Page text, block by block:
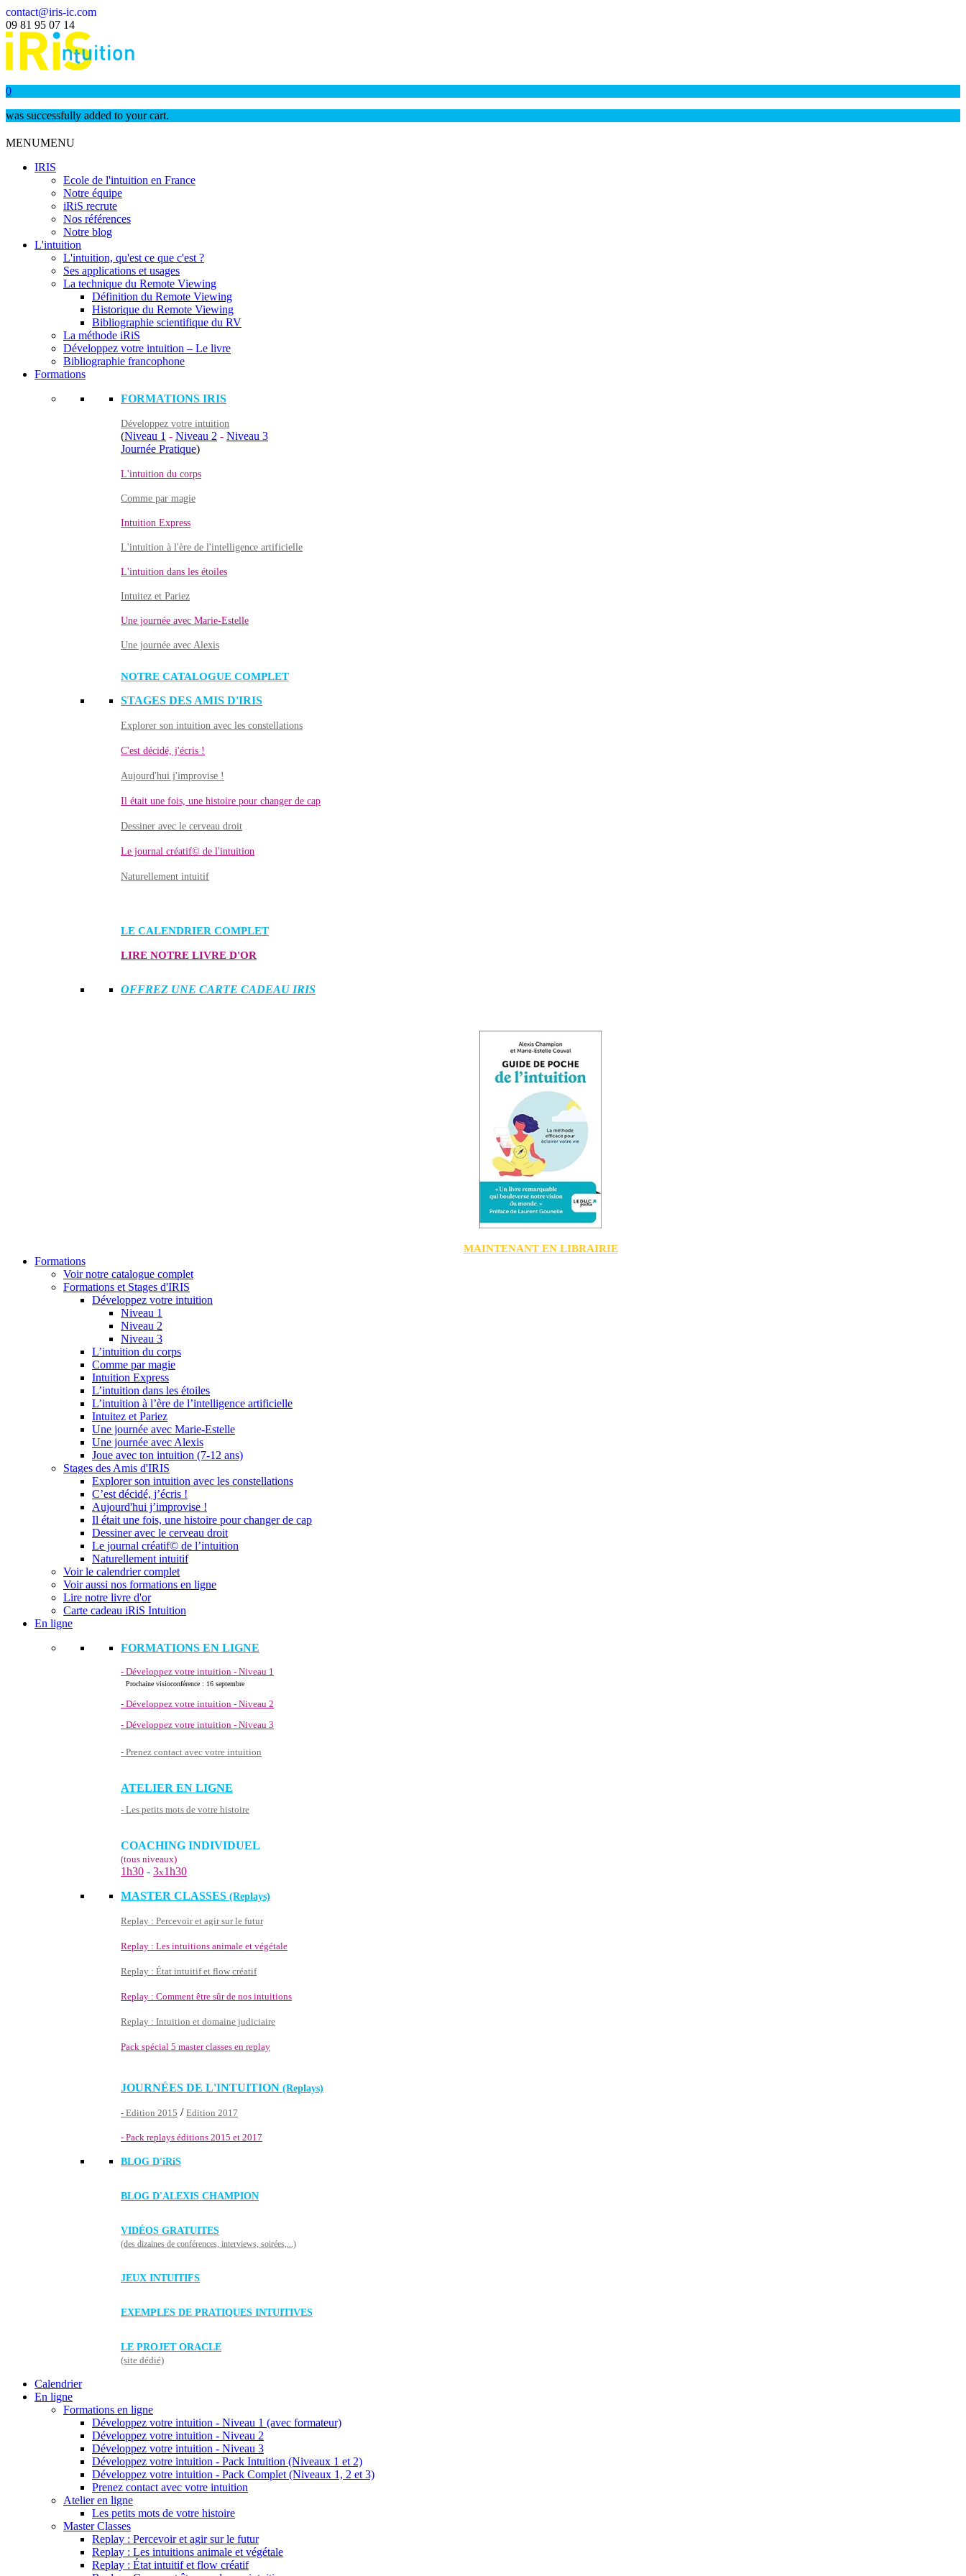
contact@iris-ic.com
09 81 95 07 14
0
was successfully added to your cart.
MENUMENU
IRIS
Ecole de l'intuition en France
Notre équipe
iRiS recrute
Nos références
Notre blog
L'intuition
L'intuition, qu'est ce que c'est ?
Ses applications et usages
La technique du Remote Viewing
Définition du Remote Viewing
Historique du Remote Viewing
Bibliographie scientifique du RV
La méthode iRiS
Développez votre intuition – Le livre
Bibliographie francophone
Formations
FORMATIONS IRIS
Développez votre intuition
(Niveau 1 - Niveau 2 - Niveau 3
Journée Pratique)
L'intuition du corps
Comme par magie
Intuition Express
L'intuition à l'ère de l'intelligence artificielle
L'intuition dans les étoiles
Intuitez et Pariez
Une journée avec Marie-Estelle
Une journée avec Alexis
NOTRE CATALOGUE COMPLET
STAGES DES AMIS D'IRIS
Explorer son intuition avec les constellations
C'est décidé, j'écris !
Aujourd'hui j'improvise !
Il était une fois, une histoire pour changer de cap
Dessiner avec le cerveau droit
Le journal créatif© de l'intuition
Naturellement intuitif
LE CALENDRIER COMPLET
LIRE NOTRE LIVRE D'OR
OFFREZ UNE CARTE CADEAU IRIS
MAINTENANT EN LIBRAIRIE
Formations
Voir notre catalogue complet
Formations et Stages d'IRIS
Développez votre intuition
Niveau 1
Niveau 2
Niveau 3
L’intuition du corps
Comme par magie
Intuition Express
L’intuition dans les étoiles
L’intuition à l’ère de l’intelligence artificielle
Intuitez et Pariez
Une journée avec Marie-Estelle
Une journée avec Alexis
Joue avec ton intuition (7-12 ans)
Stages des Amis d'IRIS
Explorer son intuition avec les constellations
C’est décidé, j’écris !
Aujourd'hui j’improvise !
Il était une fois, une histoire pour changer de cap
Dessiner avec le cerveau droit
Le journal créatif© de l’intuition
Naturellement intuitif
Voir le calendrier complet
Voir aussi nos formations en ligne
Lire notre livre d'or
Carte cadeau iRiS Intuition
En ligne
FORMATIONS EN LIGNE
- Développez votre intuition - Niveau 1
Prochaine visioconférence : 16 septembre
- Développez votre intuition - Niveau 2
- Développez votre intuition - Niveau 3
- Prenez contact avec votre intuition
ATELIER EN LIGNE
- Les petits mots de votre histoire
COACHING INDIVIDUEL
(tous niveaux)
1h30 - 3x1h30
MASTER CLASSES (Replays)
Replay : Percevoir et agir sur le futur
Replay : Les intuitions animale et végétale
Replay : État intuitif et flow créatif
Replay : Comment être sûr de nos intuitions
Replay : Intuition et domaine judiciaire
Pack spécial 5 master classes en replay
JOURNÉES DE L'INTUITION (Replays)
- Edition 2015 / Edition 2017
- Pack replays éditions 2015 et 2017
BLOG D'iRiS
BLOG D'ALEXIS CHAMPION
VIDÉOS GRATUITES
(des dizaines de conférences, interviews, soirées,...)
JEUX INTUITIFS
EXEMPLES DE PRATIQUES INTUITIVES
LE PROJET ORACLE
(site dédié)
Calendrier
En ligne
Formations en ligne
Développez votre intuition - Niveau 1 (avec formateur)
Développez votre intuition - Niveau 2
Développez votre intuition - Niveau 3
Développez votre intuition - Pack Intuition (Niveaux 1 et 2)
Développez votre intuition - Pack Complet (Niveaux 1, 2 et 3)
Prenez contact avec votre intuition
Atelier en ligne
Les petits mots de votre histoire
Master Classes
Replay : Percevoir et agir sur le futur
Replay : Les intuitions animale et végétale
Replay : État intuitif et flow créatif